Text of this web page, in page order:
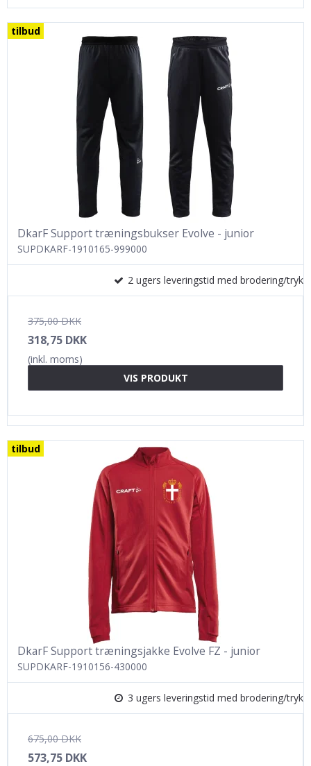
tilbud
DkarF Support træningsbukser Evolve - junior
SUPDKARF-1910165-999000
2 ugers leveringstid med brodering/tryk
375,00 DKK
318,75 DKK
(inkl. moms)
VIS PRODUKT
tilbud
DkarF Support træningsjakke Evolve FZ - junior
SUPDKARF-1910156-430000
3 ugers leveringstid med brodering/tryk
675,00 DKK
573,75 DKK